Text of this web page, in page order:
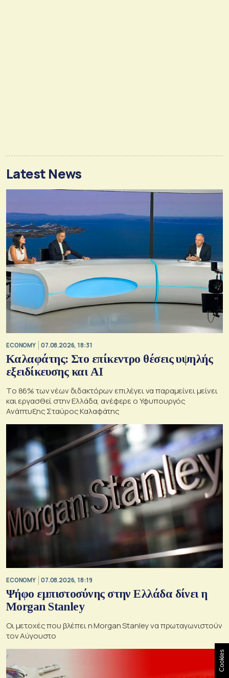
Latest News
ECONOMY 07.08.2026, 18:31
Καλαφάτης: Στο επίκεντρο θέσεις υψηλής
εξειδίκευσης και AI
Tο 86% των νέων διδακτόρων επιλέγει να παραμείνει μείνει
και εργασθεί στην Ελλάδα, ανέφερε ο Υφυπουργός
Ανάπτυξης Σταύρος Καλαφάτης
ECONOMY 07.08.2026, 18:19
Ψήφο εμπιστοσύνης στην Ελλάδα δίνει η
Morgan Stanley
Οι μετοχές που βλέπει η Morgan Stanley να πρωταγωνιστούν
τον Αύγουστο
Cookies